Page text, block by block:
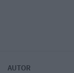
AUTOR